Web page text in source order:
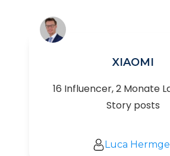
XIAOMI
16 Influencer, 2 Monate
Story posts
Luca